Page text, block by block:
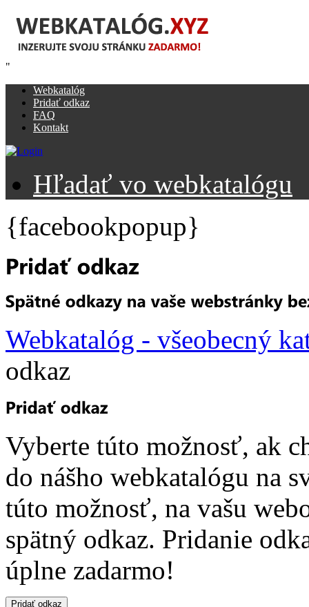
"
Webkatalóg
Pridať odkaz
FAQ
Kontakt
Hľadať vo webkatalógu
{facebookpopup}
Webkatalóg - všeobecný
odkaz
Vyberte túto možnosť, ak
do nášho webkatalógu na
túto možnosť, na vašu
spätný odkaz. Pridanie
úplne zadarmo!